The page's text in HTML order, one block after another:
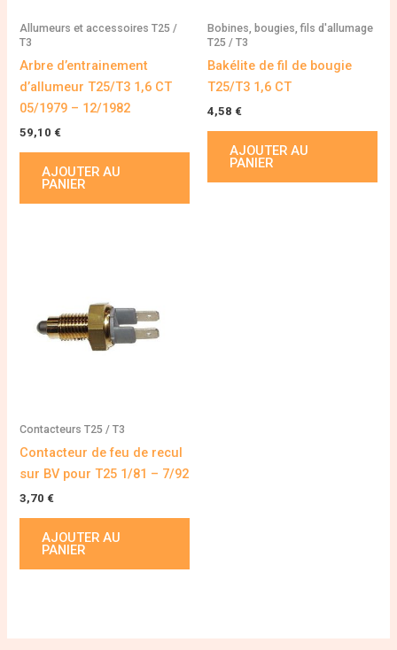
Allumeurs et accessoires T25 /
T3
Arbre d’entrainement
d’allumeur T25/T3 1,6 CT
05/1979 – 12/1982
59,10 €
AJOUTER AU
PANIER
Bobines, bougies, fils d'allumage
T25 / T3
Bakélite de fil de bougie
T25/T3 1,6 CT
4,58 €
AJOUTER AU
PANIER
Contacteurs T25 / T3
Contacteur de feu de recul
sur BV pour T25 1/81 – 7/92
3,70 €
AJOUTER AU
PANIER